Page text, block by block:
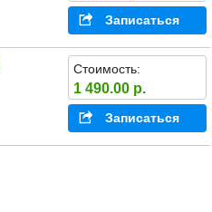
Записаться
Стоимость:
1 490.00 р.
Записаться